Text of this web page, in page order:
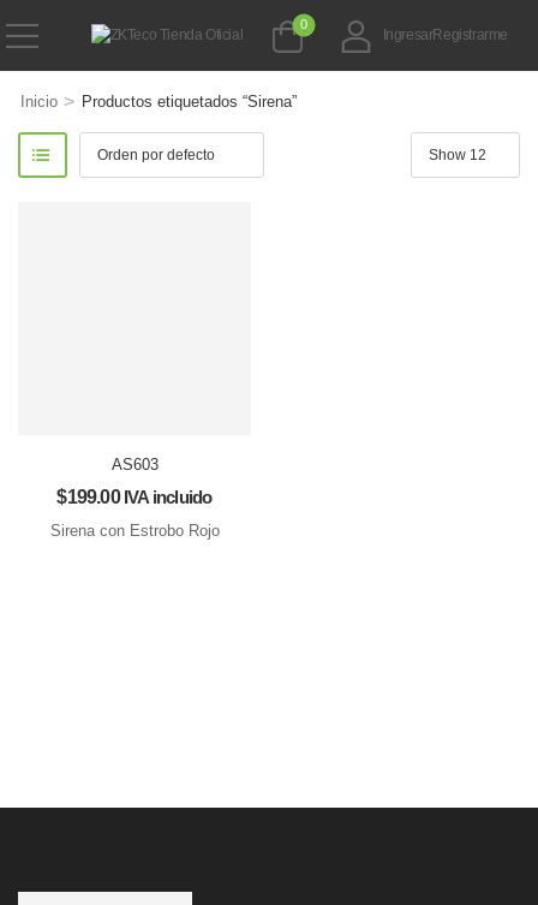
0
IngresarRegistrarme
Inicio > Productos etiquetados “Sirena”
AS603
$199.00 IVA incluido
Sirena con Estrobo Rojo